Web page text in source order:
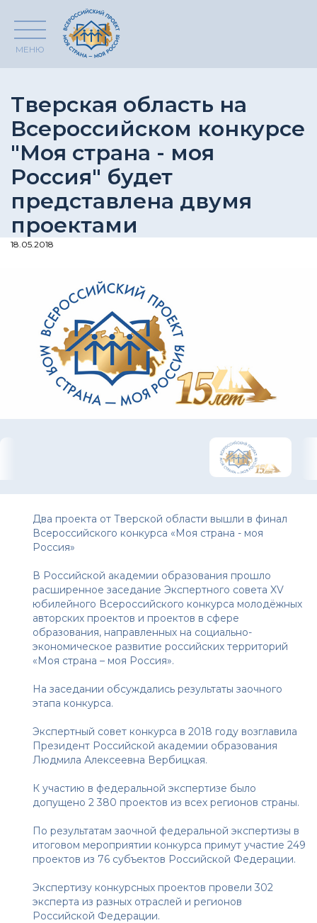
МЕНЮ
Тверская область на
Всероссийском конкурсе
"Моя страна - моя
Россия" будет
представлена двумя
проектами
18.05.2018
Два проекта от Тверской области вышли в финал
Всероссийского конкурса «Моя страна - моя
Россия»
В Российской академии образования прошло
расширенное заседание Экспертного совета XV
юбилейного Всероссийского конкурса молодёжных
авторских проектов и проектов в сфере
образования, направленных на социально-
экономическое развитие российских территорий
«Моя страна – моя Россия».
На заседании обсуждались результаты заочного
этапа конкурса.
Экспертный совет конкурса в 2018 году возглавила
Президент Российской академии образования
Людмила Алексеевна Вербицкая.
К участию в федеральной экспертизе было
допущено 2 380 проектов из всех регионов страны.
По результатам заочной федеральной экспертизы в
итоговом мероприятии конкурса примут участие 249
проектов из 76 субъектов Российской Федерации.
Экспертизу конкурсных проектов провели 302
эксперта из разных отраслей и регионов
Российской Федерации.